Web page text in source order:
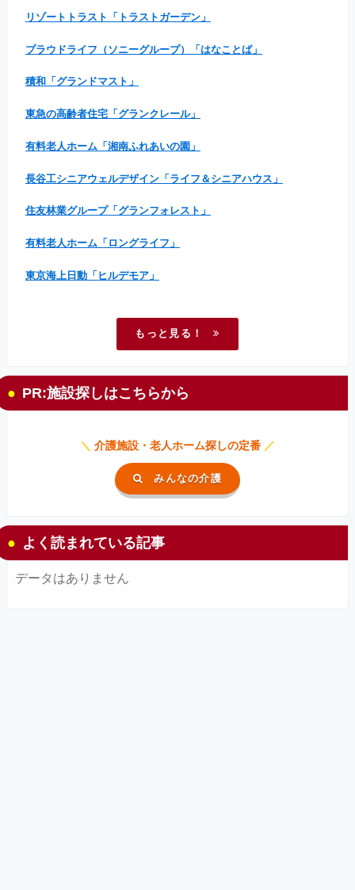
リゾートトラスト「トラストガーデン」
プラウドライフ（ソニーグループ）「はなことば」
積和「グランドマスト」
東急の高齢者住宅「グランクレール」
有料老人ホーム「湘南ふれあいの園」
長谷工シニアウェルデザイン「ライフ＆シニアハウス」
住友林業グループ「グランフォレスト」
有料老人ホーム「ロングライフ」
東京海上日動「ヒルデモア」
もっと見る！
PR:施設探しはこちらから
＼ 介護施設・老人ホーム探しの定番 ／
みんなの介護
よく読まれている記事
データはありません